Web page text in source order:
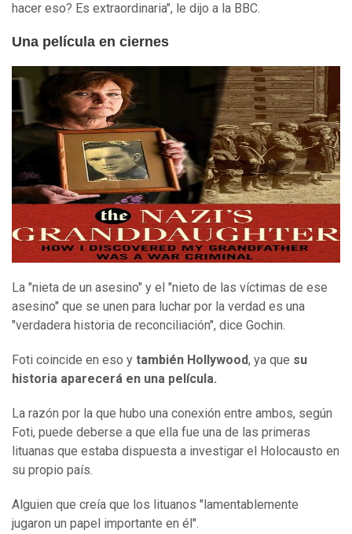
hacer eso? Es extraordinaria", le dijo a la BBC.
Una película en ciernes
La "nieta de un asesino" y el "nieto de las víctimas de ese
asesino" que se unen para luchar por la verdad es una
"verdadera historia de reconciliación", dice Gochin.
Foti coincide en eso y también Hollywood, ya que su
historia aparecerá en una película.
La razón por la que hubo una conexión entre ambos, según
Foti, puede deberse a que ella fue una de las primeras
lituanas que estaba dispuesta a investigar el Holocausto en
su propio país.
Alguien que creía que los lituanos "lamentablemente
jugaron un papel importante en él".